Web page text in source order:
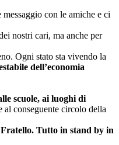
con le amiche e ci
nostri cari, ma anche per
Ogni stato sta vivendo la
dell’economia
scuole, ai luoghi di
al conseguente circolo della
Tutto in stand by in